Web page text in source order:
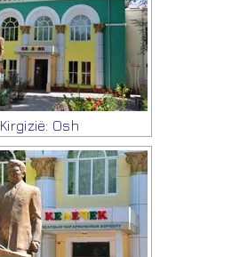
Kirgizië: Osh